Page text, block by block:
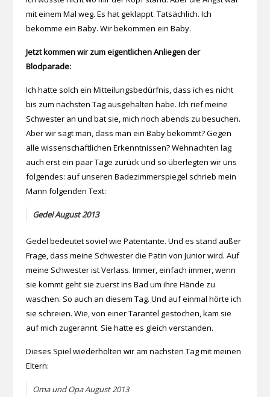
mit einem Mal weg. Es hat geklappt. Tatsächlich. Ich
bekomme ein Baby. Wir bekommen ein Baby.
Jetzt kommen wir zum eigentlichen Anliegen der
Blodparade:
Ich hatte solch ein Mitteilungsbedürfnis, dass ich es nicht
bis zum nächsten Tag ausgehalten habe. Ich rief meine
Schwester an und bat sie, mich noch abends zu besuchen.
Aber wir sagt man, dass man ein Baby bekommt? Gegen
alle wissenschaftlichen Erkenntnissen? Wehnachten lag
auch erst ein paar Tage zurück und so überlegten wir uns
folgendes: auf unseren Badezimmerspiegel schrieb mein
Mann folgenden Text:
Gedel August 2013
Gedel bedeutet soviel wie Patentante. Und es stand außer
Frage, dass meine Schwester die Patin von Junior wird. Auf
meine Schwester ist Verlass. Immer, einfach immer, wenn
sie kommt geht sie zuerst ins Bad um ihre Hände zu
waschen. So auch an diesem Tag. Und auf einmal hörte ich
sie schreien. Wie, von einer Tarantel gestochen, kam sie
auf mich zugerannt. Sie hatte es gleich verstanden.
Dieses Spiel wiederholten wir am nächsten Tag mit meinen
Eltern:
Oma und Opa August 2013